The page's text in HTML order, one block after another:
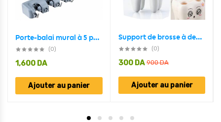
Porte-balai mural à 5 positions et 6 crochets
(0)
1,600 DA
Ajouter au panier
Support de brosse à dents en forme de dents pour salle de bain
(0)
900DA
300 DA
Ajouter au panier